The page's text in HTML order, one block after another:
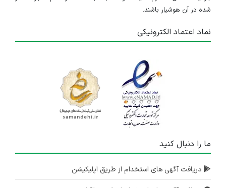
شده در آن هوشیار باشند.
نماد اعتماد الکترونیکی
ما را دنبال کنید
دریافت آگهی های استخدام از طریق اپلیکیشن